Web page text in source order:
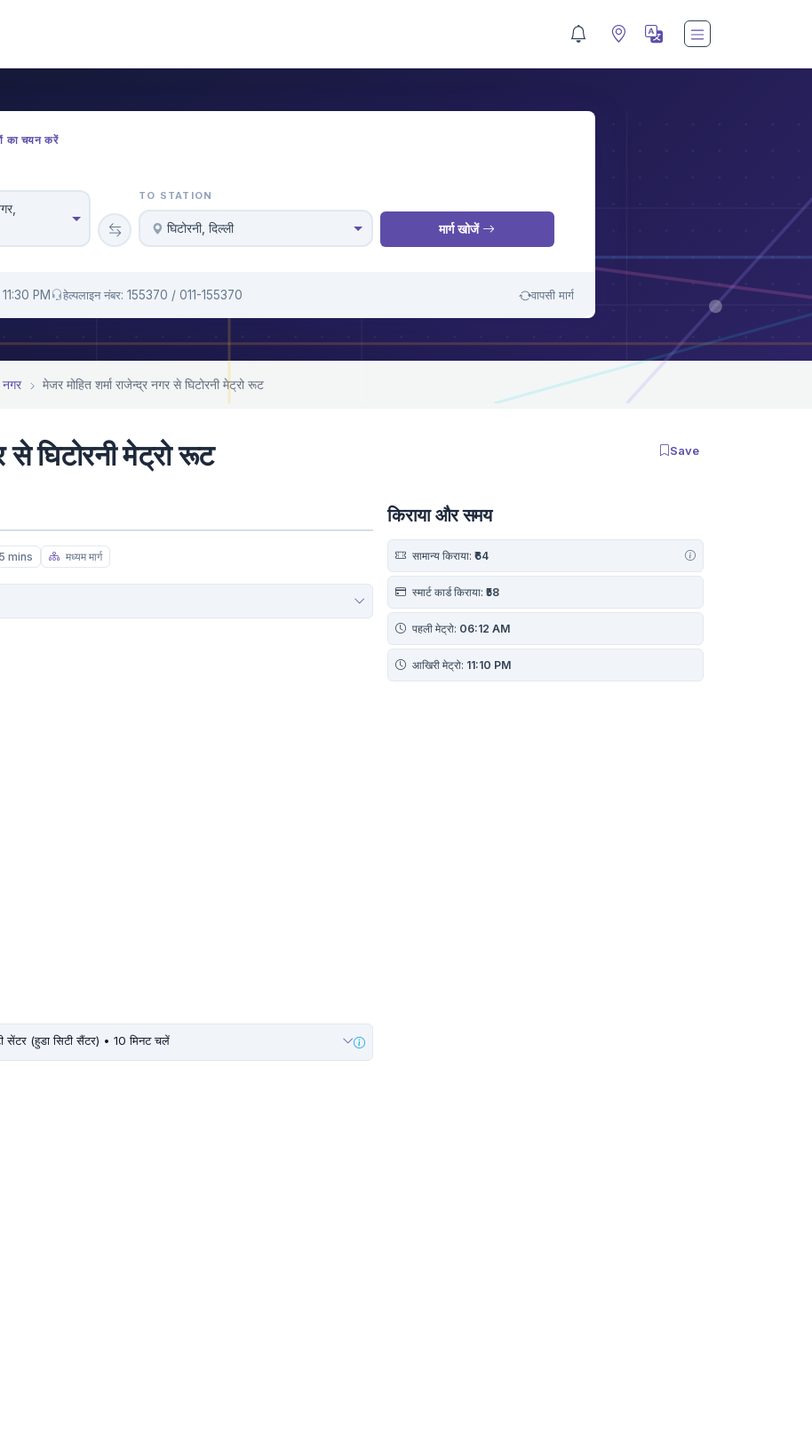
का चयन करें
TO STATION
घिटोरनी, दिल्ली मार्ग खोजें
PM हेल्पलाइन नंबर: 155370 / 011-155370 वापसी मार्ग
नगर मे‌‌जर मोहित शर्मा राजेन्द्र नगर से घिटोरनी मेट्रो रूट
से घिटोरनी मेट्रो रूट Save
किराया और समय
सामान्य किराया: ₹64
स्मार्ट कार्ड किराया: ₹58
पहली मेट्रो: 06:12 AM
आखिरी मेट्रो: 11:10 PM
mins मध्यम मार्ग
सेंटर (हुडा सिटी सैंटर) • 10 मिनट चलें